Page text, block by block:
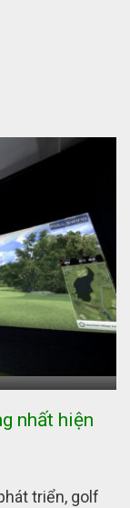
nhất hiện
triển, golf